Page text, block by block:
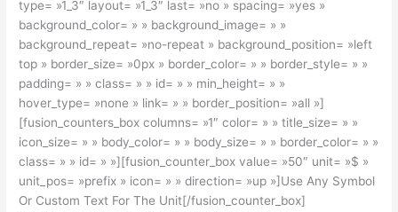
type= »1_3″ layout= »1_3″ last= »no » spacing= »yes »
background_color= » » background_image= » »
background_repeat= »no-repeat » background_position= »left
top » border_size= »0px » border_color= » » border_style= » »
padding= » » class= » » id= » » min_height= » »
hover_type= »none » link= » » border_position= »all »]
[fusion_counters_box columns= »1″ color= » » title_size= » »
icon_size= » » body_color= » » body_size= » » border_color= » »
class= » » id= » »][fusion_counter_box value= »50″ unit= »$ »
unit_pos= »prefix » icon= » » direction= »up »]Use Any Symbol
Or Custom Text For The Unit[/fusion_counter_box]